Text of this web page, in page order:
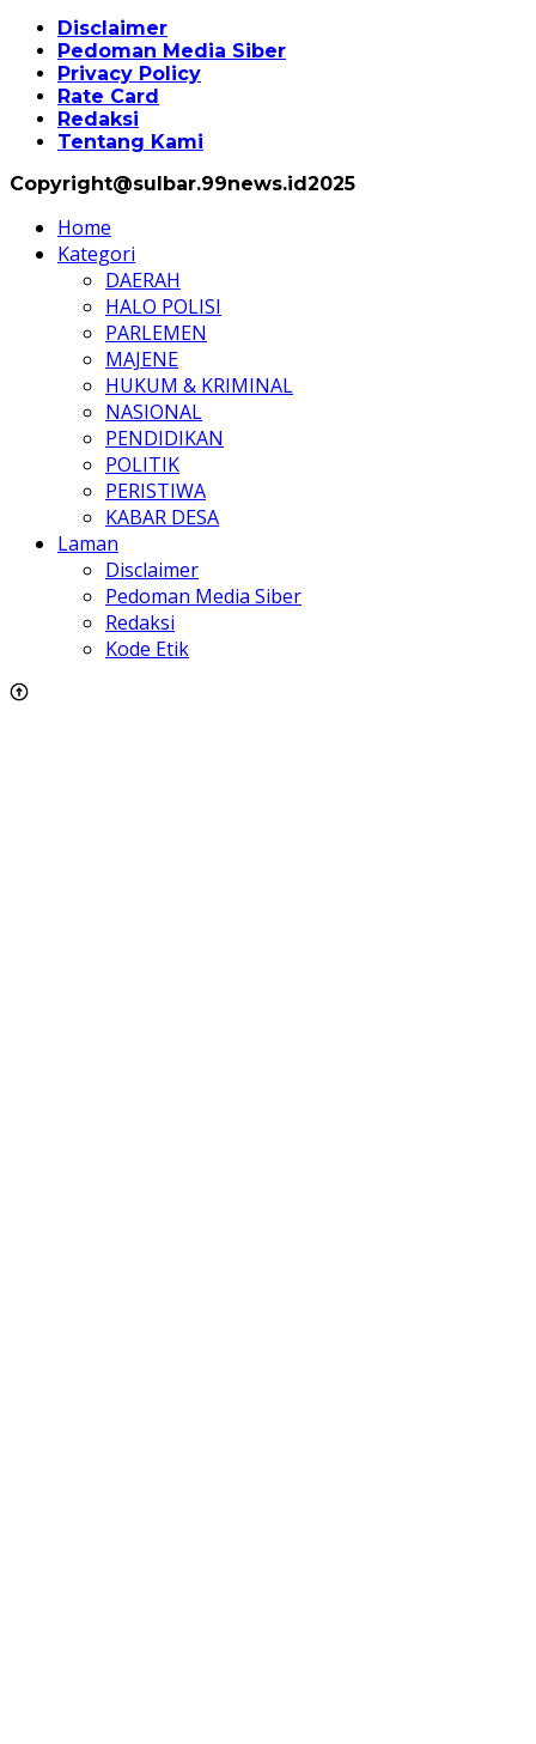
Disclaimer
Pedoman Media Siber
Privacy Policy
Rate Card
Redaksi
Tentang Kami
Copyright@sulbar.99news.id2025
Home
Kategori
DAERAH
HALO POLISI
PARLEMEN
MAJENE
HUKUM & KRIMINAL
NASIONAL
PENDIDIKAN
POLITIK
PERISTIWA
KABAR DESA
Laman
Disclaimer
Pedoman Media Siber
Redaksi
Kode Etik